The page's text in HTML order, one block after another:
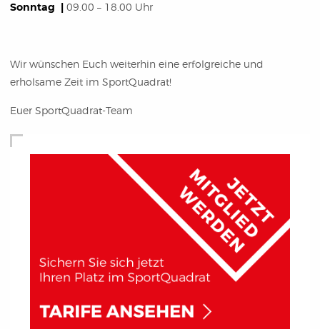
Sonntag | 09.00 – 18.00 Uhr
Wir wünschen Euch weiterhin eine erfolgreiche und
erholsame Zeit im SportQuadrat!
Euer SportQuadrat-Team